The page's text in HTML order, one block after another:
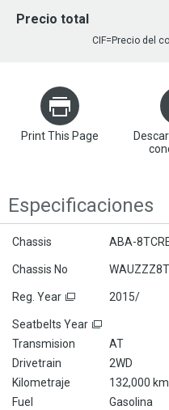
Precio total
CIF=Precio del
Print This Page
Especificaciones
Chassis ABA-
Chassis No
Reg. Year 2015/
Seatbelts Year
Transmision
AT
Drivetrain
2WD
Kilometraje
132,000 km
Fuel
Gasolina